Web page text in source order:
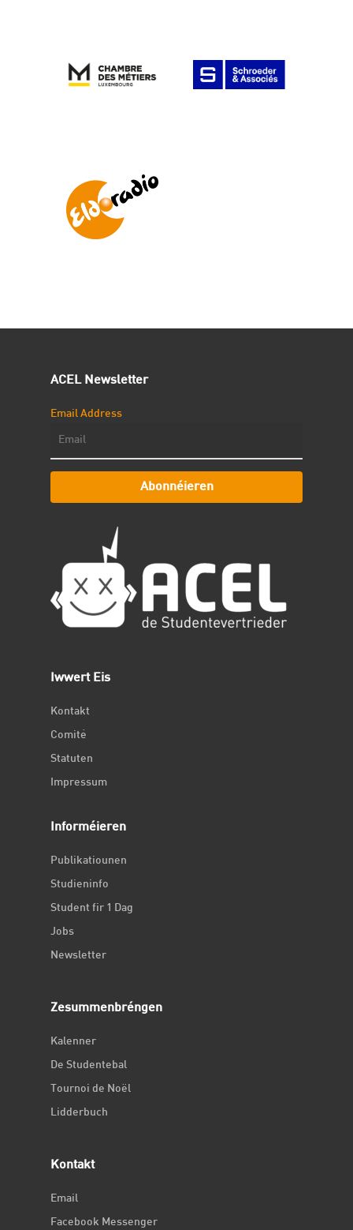
ACEL Newsletter
Email Address
Abonnéieren
Iwwert Eis
Kontakt
Comité
Statuten
Impressum
Informéieren
Publikatiounen
Studieninfo
Student fir 1 Dag
Jobs
Newsletter
Zesummenbréngen
Kalenner
De Studentebal
Tournoi de Noël
Lidderbuch
Kontakt
Email
Facebook Messenger